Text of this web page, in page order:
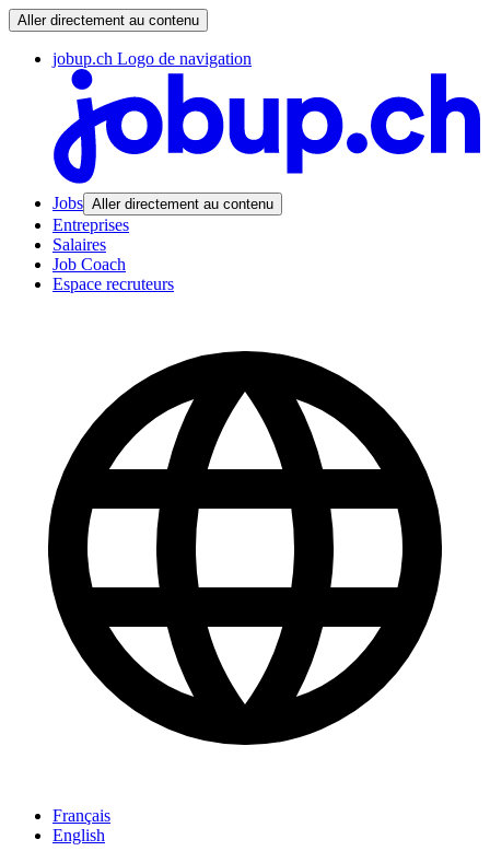
Aller directement au contenu
jobup.ch Logo de navigation
Jobs Aller directement au contenu
Entreprises
Salaires
Job Coach
Espace recruteurs
Français
English